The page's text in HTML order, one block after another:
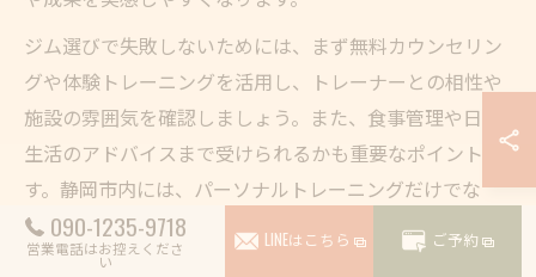
ジム選びで失敗しないためには、まず無料カウンセリン
グや体験トレーニングを活用し、トレーナーとの相性や
施設の雰囲気を確認しましょう。また、食事管理や日常
生活のアドバイスまで受けられるかも重要なポイントで
す。静岡市内には、パーソナルトレーニングだけでな
く、ピラティスや単発コースを取り入れたジムもあり、
柔軟なプランが用意されています。
090-1235-9718
営業電話はお控えくださ
い
LINEはこちら ご予約